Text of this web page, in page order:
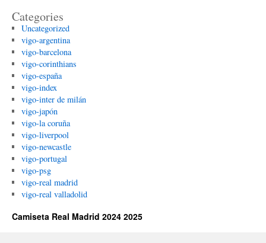
Categories
Uncategorized
vigo-argentina
vigo-barcelona
vigo-corinthians
vigo-españa
vigo-index
vigo-inter de milán
vigo-japón
vigo-la coruña
vigo-liverpool
vigo-newcastle
vigo-portugal
vigo-psg
vigo-real madrid
vigo-real valladolid
Camiseta Real Madrid 2024 2025